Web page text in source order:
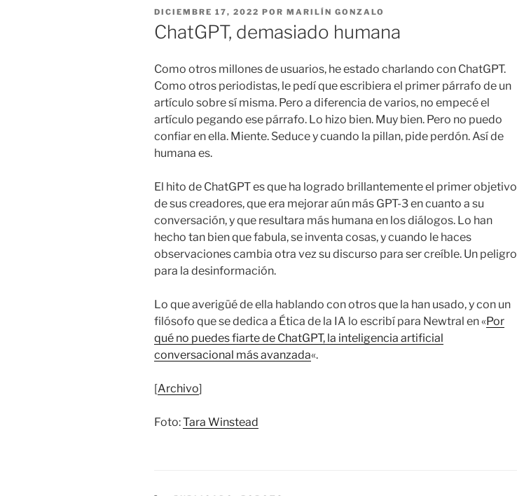
PUBLICADO
EL
DICIEMBRE 17, 2022 POR MARILÍN GONZALO
ChatGPT, demasiado humana
Como otros millones de usuarios, he estado charlando con ChatGPT.
Como otros periodistas, le pedí que escribiera el primer párrafo de un
artículo sobre sí misma. Pero a diferencia de varios, no empecé el
artículo pegando ese párrafo. Lo hizo bien. Muy bien. Pero no puedo
confiar en ella. Miente. Seduce y cuando la pillan, pide perdón. Así de
humana es.
El hito de ChatGPT es que ha logrado brillantemente el primer objetivo
de sus creadores, que era mejorar aún más GPT-3 en cuanto a su
conversación, y que resultara más humana en los diálogos. Lo han
hecho tan bien que fabula, se inventa cosas, y cuando le haces
observaciones cambia otra vez su discurso para ser creíble. Un peligro
para la desinformación.
Lo que averigüé de ella hablando con otros que la han usado, y con un
filósofo que se dedica a Ética de la IA lo escribí para Newtral en «Por
qué no puedes fiarte de ChatGPT, la inteligencia artificial
conversacional más avanzada«.
[Archivo]
Foto:Tara Winstead